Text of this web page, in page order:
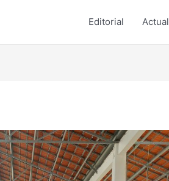
Editorial